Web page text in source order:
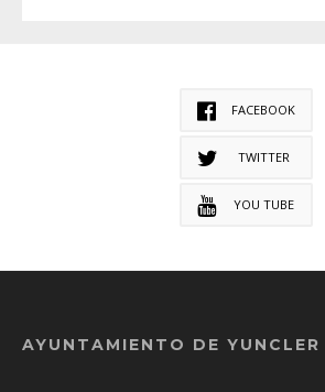
FACEBOOK
TWITTER
YOU TUBE
AYUNTAMIENTO DE YUNCLER